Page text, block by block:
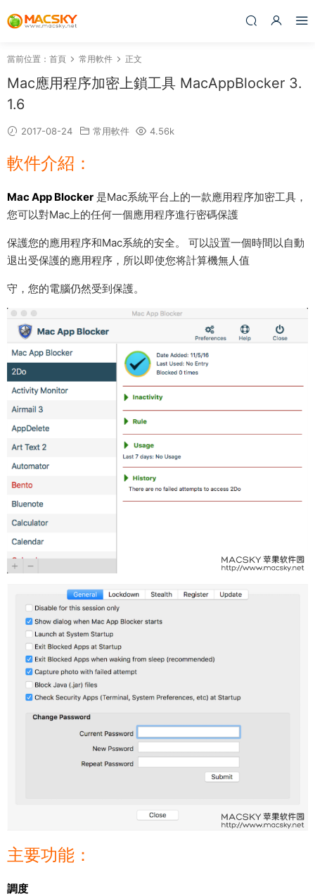
當前位置： 首頁 常用軟件 正文
Mac應用程序加密上鎖工具 MacAppBlocker 3.
1.6
2017-08-24 常用軟件 4.56k
軟件介紹：
Mac App Blocker 是Mac系統平台上的一款應用程序加密工具，
您可以對Mac上的任何一個應用程序進行密碼保護
保護您的應用程序和Mac系統的安全。 可以設置一個時間以自動
退出受保護的應用程序，所以即使您将計算機無人值
守，您的電腦仍然受到保護。
主要功能：
調度